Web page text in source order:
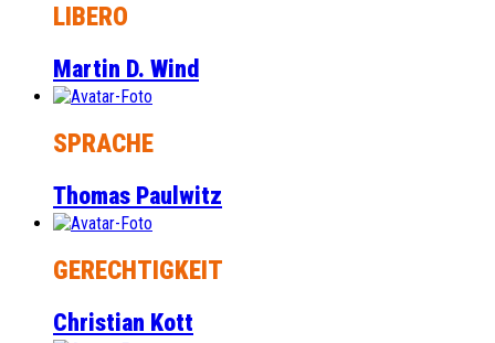
LIBERO
Martin D. Wind
SPRACHE
Thomas Paulwitz
GERECHTIGKEIT
Christian Kott